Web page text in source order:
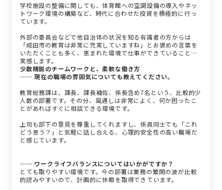
学校施設の整備に関しても、体育館への空調設備の導入やネッ
トワーク環境の構築など、時代に合わせた投資を積極的に行っ
ています。
外部の委員会などで他自治体の状況を知る有識者の方からは
「成田市の教育は非常に充実していますね」とお褒めの言葉を
いただくことも多く、恵まれた環境で仕事ができていることを
実感します。
少数精鋭のチームワークと、柔軟な働き方
── 現在の職場の雰囲気についても教えてください。
教育総務課は、課長、課長補佐、係長含め7名という、比較的少
人数の部署です。その分、風通しは非常によく、何か困ったこ
とがあればすぐに相談できる環境です。
上司も部下の意見を尊重してくれますし、係員同士でも「これ
どう思う？」と気軽に話し合える、心理的安全性の高い職場だ
と感じています。
── ワークライフバランスについてはいかがですか？
とても取りやすい環境です。今の部署は業務の繁閑の波が比較
的読みやすいので、計画的に休暇を取得できています。